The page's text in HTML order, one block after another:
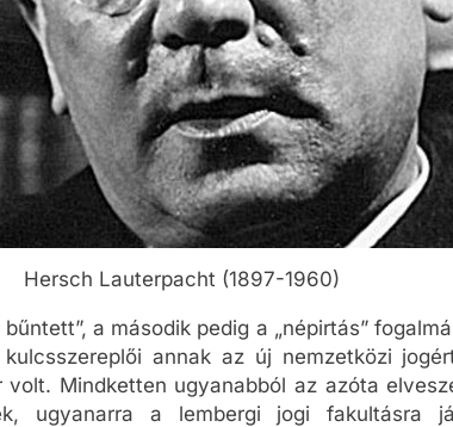
Hersch Lauterpacht (1897-1960)
a második pedig a „népirtás”
annak az új nemzetközi
volt. Mindketten ugyanabból az azóta
ugyanarra a lembergi jogi fakultásra